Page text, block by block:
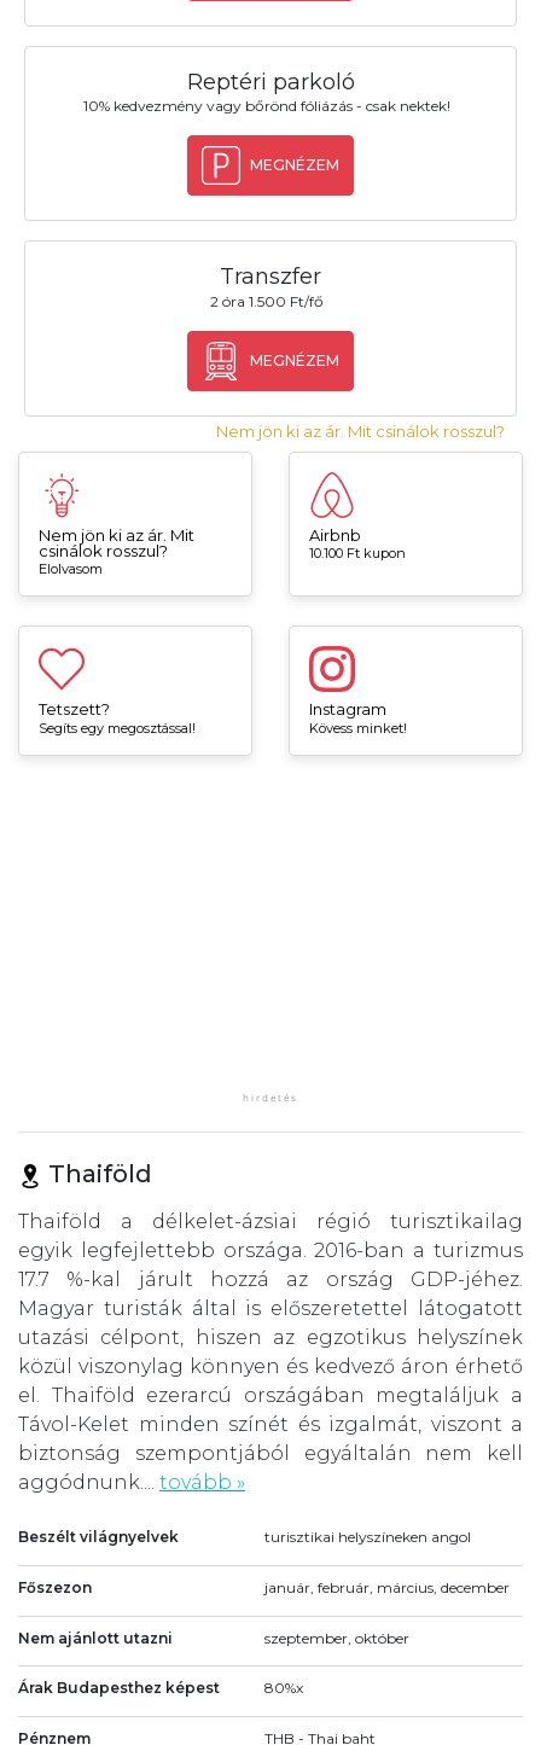
Reptéri parkoló
10% kedvezmény vagy bőrönd fóliázás - csak nektek!
MEGNÉZEM
Transzfer
2 óra 1.500 Ft/fő
MEGNÉZEM
Nem jön ki az ár. Mit csinálok rosszul?
Nem jön ki az ár. Mit
csinálok rosszul?
Elolvasom
Airbnb
10.100 Ft kupon
Tetszett?
Segíts egy megosztással!
Instagram
Kövess minket!
Thaiföld
Thaiföld a délkelet-ázsiai régió turisztikailag
egyik legfejlettebb országa. 2016-ban a turizmus
17.7 %-kal járult hozzá az ország GDP-jéhez.
Magyar turisták által is előszeretettel látogatott
utazási célpont, hiszen az egzotikus helyszínek
közül viszonylag könnyen és kedvező áron érhető
el. Thaiföld ezerarcú országában megtaláljuk a
Távol-Kelet minden színét és izgalmát, viszont a
biztonság szempontjából egyáltalán nem kell
aggódnunk.... tovább »
Beszélt világnyelvek turisztikai helyszíneken angol
Főszezon január, február, március, december
Nem ajánlott utazni szeptember, október
Árak Budapesthez képest 80%x
Pénznem THB - Thai baht